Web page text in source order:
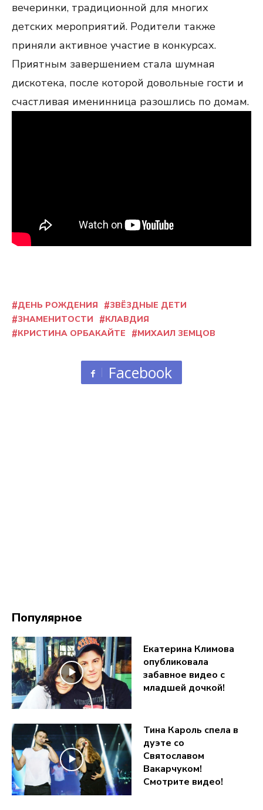
вечеринки, традиционной для многих
детских мероприятий. Родители также
приняли активное участие в конкурсах.
Приятным завершением стала шумная
дискотека, после которой довольные гости и
счастливая именинница разошлись по домам.
ДЕНЬ РОЖДЕНИЯ
ЗВЁЗДНЫЕ ДЕТИ
ЗНАМЕНИТОСТИ
КЛАВДИЯ
КРИСТИНА ОРБАКАЙТЕ
МИХАИЛ ЗЕМЦОВ
Facebook
Популярное
Екатерина Климова
опубликовала
забавное видео с
младшей дочкой!
Тина Кароль спела в
дуэте со
Святославом
Вакарчуком!
Смотрите видео!